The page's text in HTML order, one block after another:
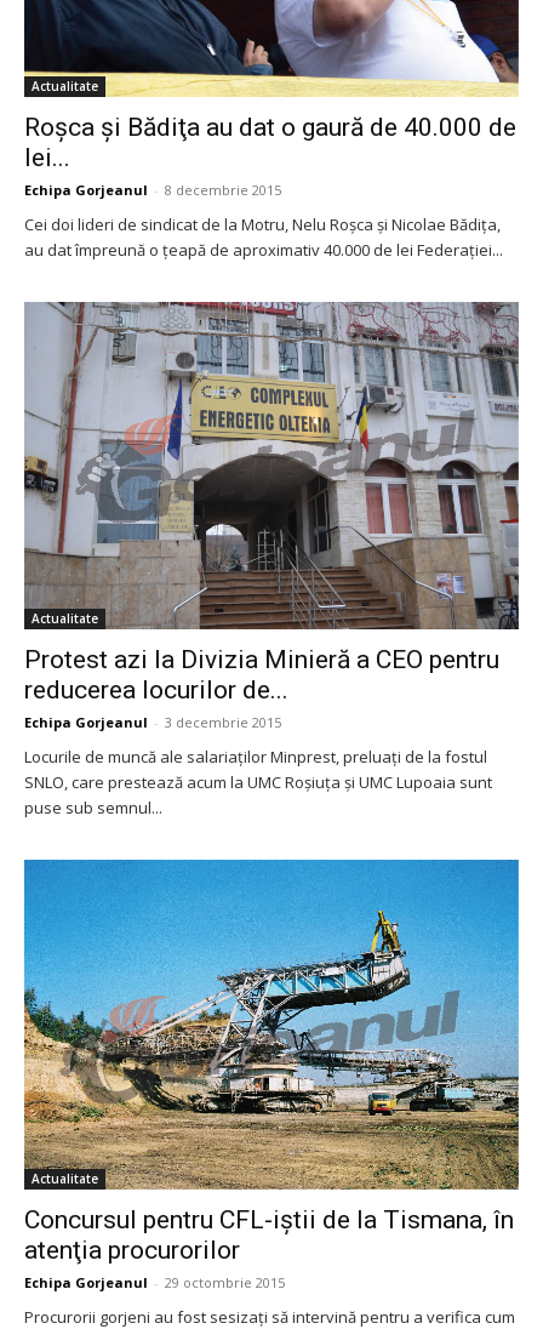
Actualitate
Roşca şi Bădiţa au dat o gaură de 40.000 de
lei...
Echipa Gorjeanul - 8 decembrie 2015
Cei doi lideri de sindicat de la Motru, Nelu Roşca şi Nicolae Bădiţa,
au dat împreună o ţeapă de aproximativ 40.000 de lei Federaţiei...
Actualitate
Protest azi la Divizia Minieră a CEO pentru
reducerea locurilor de...
Echipa Gorjeanul - 3 decembrie 2015
Locurile de muncă ale salariaţilor Minprest, preluaţi de la fostul
SNLO, care prestează acum la UMC Roşiuţa şi UMC Lupoaia sunt
puse sub semnul...
Actualitate
Concursul pentru CFL-iştii de la Tismana, în
atenţia procurorilor
Echipa Gorjeanul - 29 octombrie 2015
Procurorii gorjeni au fost sesizaţi să intervină pentru a verifica cum